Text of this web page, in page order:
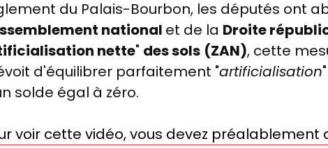
du Palais-Bourbon, les députés ont
national et de la Droite
nette" des sols (ZAN), cette
d'équilibrer parfaitement "artificialisation
solde égal à zéro.
voir cette vidéo, vous devez préalablement